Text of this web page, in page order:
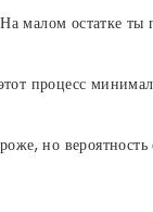
малом остатке
процесс
но вероятность